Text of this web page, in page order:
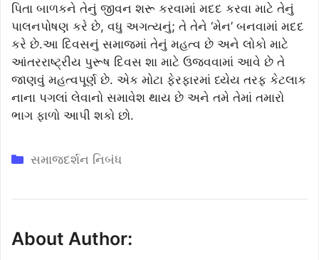
પિતા બાળકને તેનું જીવન શરૂ કરવામાં મદદ કરવા માટે તેનું
પાલનપોષણ કરે છે, વધુ અગત્યનું; તે તેને ‘મેન’ બનવામાં મદદ
કરે છે.આ દિવસનું સમાજમાં તેનું મહત્વ છે અને લોકો માટે
આંતરરાષ્ટ્રીય પુરૂષ દિવસ શા માટે ઉજવવામાં આવે છે તે
જાણવું મહત્વપૂર્ણ છે. એક મોટા ફેરફારમાં ધ્યેય તરફ કેટલાક
નાના પગલાં લેવાનો સમાવેશ થાય છે અને તમે તેમાં તમારો
ભાગ ફાળો આપી શકો છો.
Categories
સમાજદર્શન નિબંધ
About Author: